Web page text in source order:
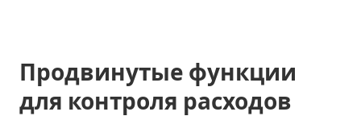
Продвинутые функции
для контроля расходов